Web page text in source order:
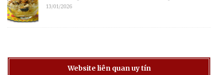
13/01/2026
Website liên quan uy tín